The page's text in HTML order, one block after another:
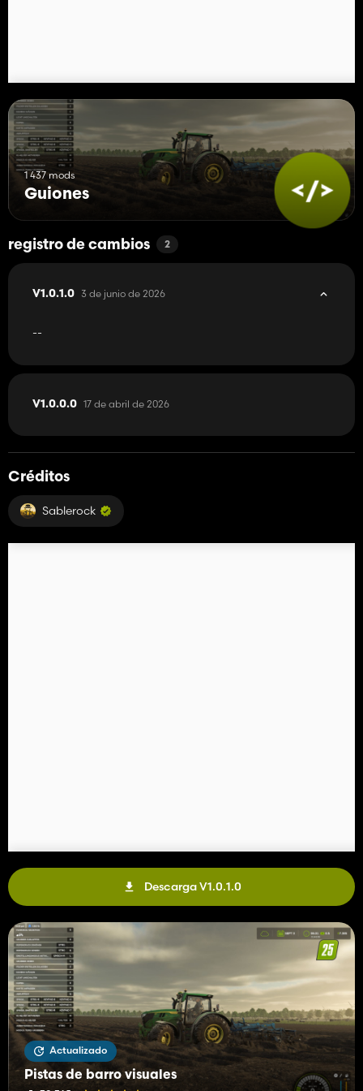
1 437 mods
Guiones
registro de cambios 2
V1.0.1.0 3 de junio de 2026
--
V1.0.0.0 17 de abril de 2026
Créditos
Sablerock
Descarga V1.0.1.0
Actualizado
Pistas de barro visuales